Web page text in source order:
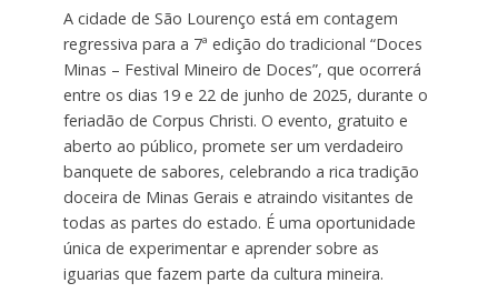
A cidade de São Lourenço está em contagem
regressiva para a 7ª edição do tradicional “Doces
Minas – Festival Mineiro de Doces”, que ocorrerá
entre os dias 19 e 22 de junho de 2025, durante o
feriadão de Corpus Christi. O evento, gratuito e
aberto ao público, promete ser um verdadeiro
banquete de sabores, celebrando a rica tradição
doceira de Minas Gerais e atraindo visitantes de
todas as partes do estado. É uma oportunidade
única de experimentar e aprender sobre as
iguarias que fazem parte da cultura mineira.